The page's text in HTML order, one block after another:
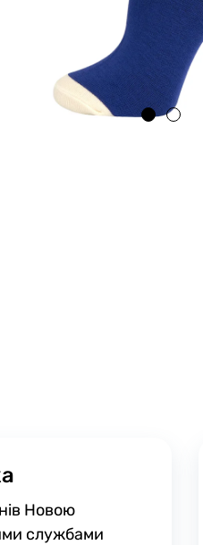
Новою
службами